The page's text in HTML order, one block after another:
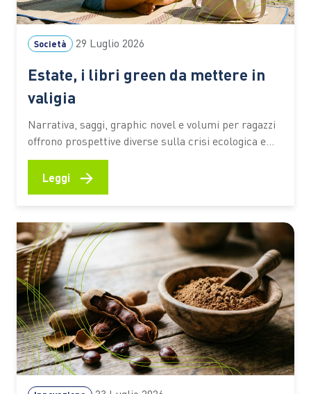
Società 29 Luglio 2026
Estate, i libri green da mettere in
valigia
Narrativa, saggi, graphic novel e volumi per ragazzi
offrono prospettive diverse sulla crisi ecologica e
sul rapporto tra persone e ambiente. I titoli
premiati dal Premio Demetra 2026 diventano una
chi mette in valigia un…
Leggi →